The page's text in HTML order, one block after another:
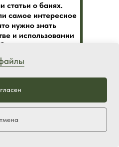
статьи о банях.
самое интересное
нужно знать
и использовании
бань
к статьям